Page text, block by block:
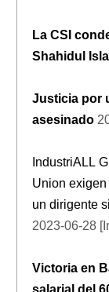
La CSI
Shahidul
Justicia por
asesinado
IndustriALL
Union
un dirigente
2023-06-28
Victoria en
salarial del